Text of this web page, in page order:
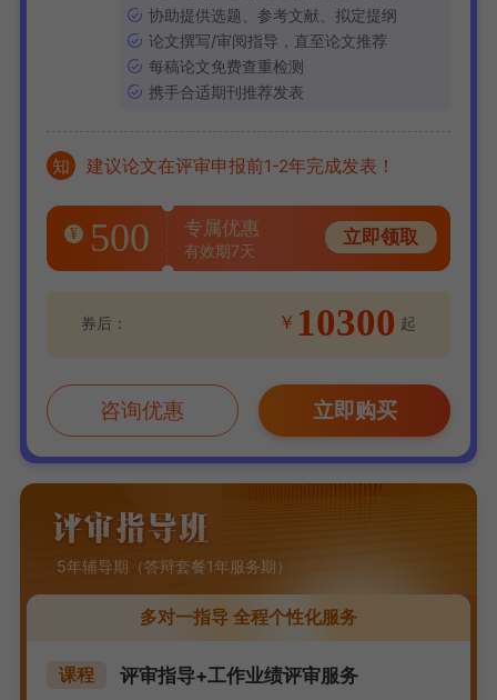
协助提供选题、参考文献、拟定提纲
论文撰写/审阅指导，直至论文推荐
每稿论文免费查重检测
携手合适期刊推荐发表
知 建议论文在评审申报前1-2年完成发表！
¥ 500 专属优惠
有效期7天
立即领取
券后： ￥ 10300 起
咨询优惠 立即购买
5年辅导期（答辩套餐1年服务期）
多对一指导 全程个性化服务
课程 评审指导+工作业绩评审服务